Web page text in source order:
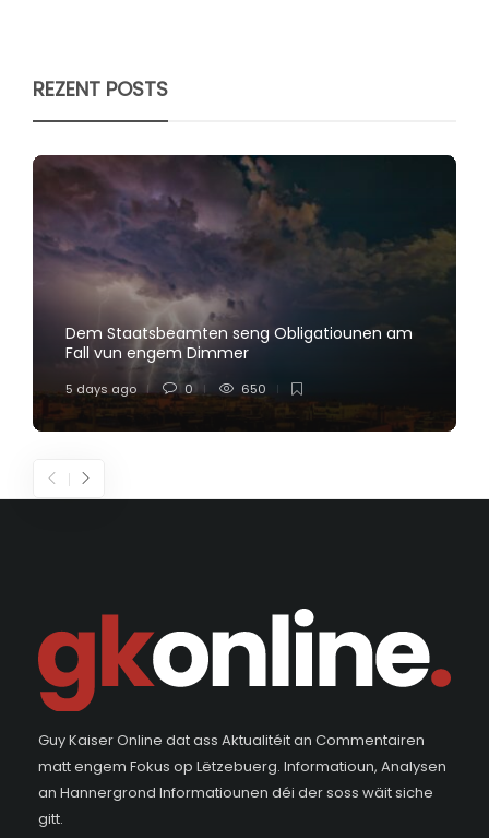
REZENT POSTS
Dem Staatsbeamten seng Obligatiounen am
Fall vun engem Dimmer
5 days ago 0 650
Guy Kaiser Online dat ass Aktualitéit an Commentairen
matt engem Fokus op Lëtzebuerg. Informatioun, Analysen
an Hannergrond Informatiounen déi der soss wäit siche
gitt.